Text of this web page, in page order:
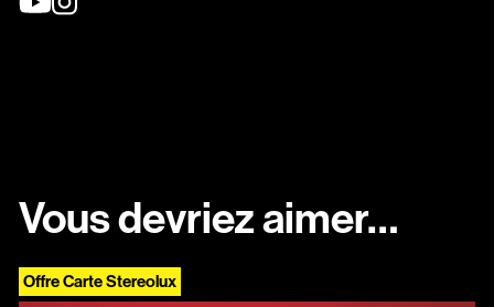
Vous devriez aimer…
Offre Carte Stereolux